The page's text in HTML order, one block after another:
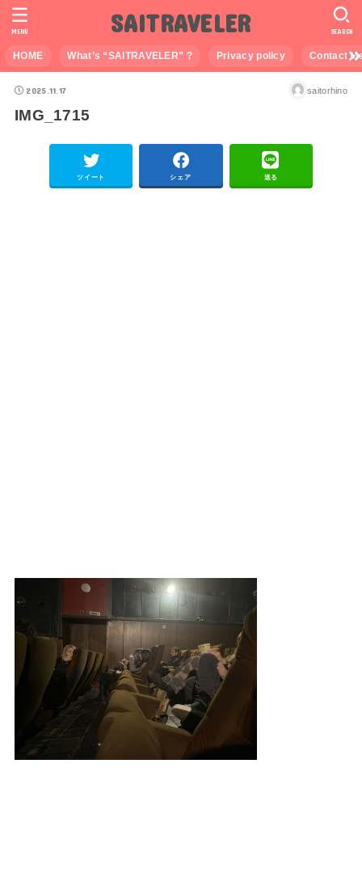
SAITRAVELER
HOME What’s “SAITRAVELER” ? Privacy policy Contact
SEARCH
MENU
2025.11.17 saitorhino
IMG_1715
ツイート シェア 送る